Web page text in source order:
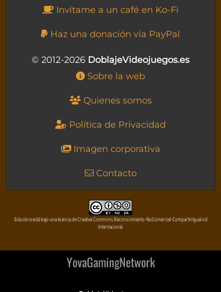
Invítame a un café en Ko-Fi
Haz una donación vía PayPal
© 2012-2026 DoblajeVideojuegos.es
Sobre la web
Quienes somos
Política de Privacidad
Imagen corporativa
Contacto
Esta obra está bajo una licencia de Creative Commons Reconocimiento-NoComercial-CompartirIgual 4.0
Internacional
YovaGamingNetwork